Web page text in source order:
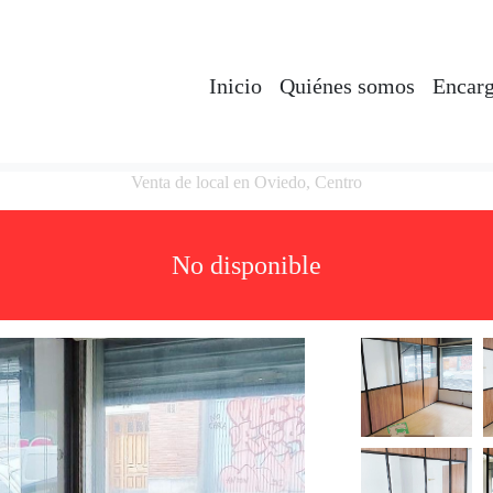
Inicio Quiénes somos
Venta de local en Oviedo, Centro
No disponible